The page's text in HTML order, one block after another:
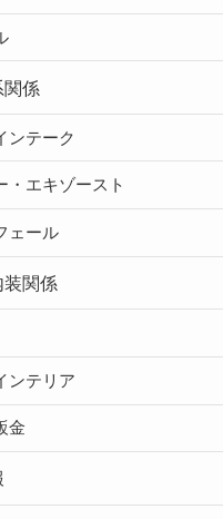
関係
ンテーク
・エキゾースト
ェール
装関係
ンテリア
金